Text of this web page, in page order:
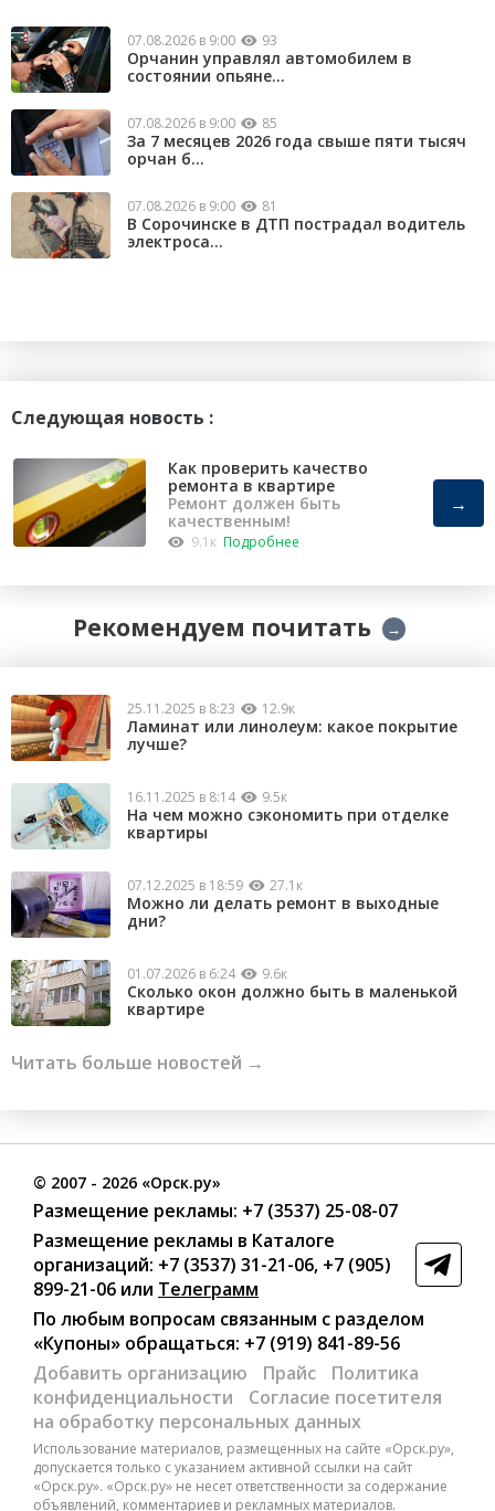
07.08.2026 в 9:00 93
Орчанин управлял автомобилем в
состоянии опьяне...
07.08.2026 в 9:00 85
За 7 месяцев 2026 года свыше пяти тысяч
орчан б...
07.08.2026 в 9:00 81
В Сорочинске в ДТП пострадал водитель
электроса...
Следующая новость :
Как проверить качество
ремонта в квартире
Ремонт должен быть
качественным!
9.1к Подробнее
→
Рекомендуем почитать →
25.11.2025 в 8:23 12.9к
Ламинат или линолеум: какое покрытие
лучше?
16.11.2025 в 8:14 9.5к
На чем можно сэкономить при отделке
квартиры
07.12.2025 в 18:59 27.1к
Можно ли делать ремонт в выходные
дни?
01.07.2026 в 6:24 9.6к
Сколько окон должно быть в маленькой
квартире
Читать больше новостей →
© 2007 - 2026 «Орск.ру»
Размещение рекламы: +7 (3537) 25-08-07
Размещение рекламы в Каталоге
организаций: +7 (3537) 31-21-06, +7 (905)
899-21-06 или Телеграмм
По любым вопросам связанным с разделом
«Купоны» обращаться: +7 (919) 841-89-56
Добавить организацию
Прайс
Политика
конфиденциальности
Согласие посетителя
на обработку персональных данных
Использование материалов, размещенных на сайте «Орск.ру»,
допускается только с указанием активной ссылки на сайт
«Орск.ру». «Орск.ру» не несет ответственности за содержание
объявлений, комментариев и рекламных материалов.